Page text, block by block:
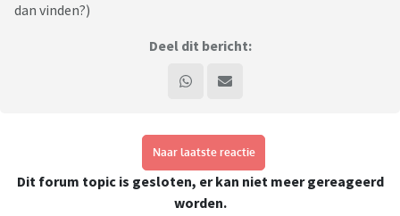
dan vinden?)
Deel dit bericht:
Naar laatste reactie
Dit forum topic is gesloten, er kan niet meer gereageerd
worden.